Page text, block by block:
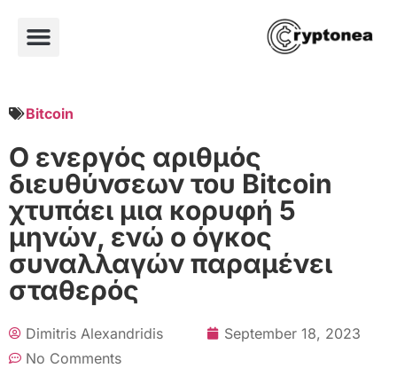
Bitcoin
Ο ενεργός αριθμός
διευθύνσεων του Bitcoin
χτυπάει μια κορυφή 5
μηνών, ενώ ο όγκος
συναλλαγών παραμένει
σταθερός
Dimitris Alexandridis
September 18, 2023
No Comments